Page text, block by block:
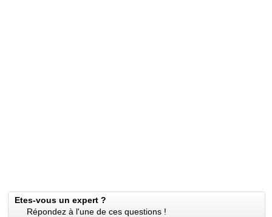
Etes-vous un expert ?
Répondez à l'une de ces questions !